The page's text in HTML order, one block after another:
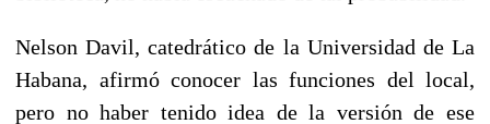
Nelson Davil, catedrático de la Universidad de La
Habana, afirmó conocer las funciones del local,
pero no haber tenido idea de la versión de ese